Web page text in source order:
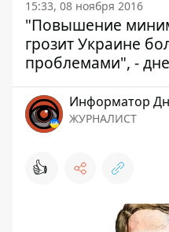
15:33, 08 ноября 2016
"Повышение
грозит Украине
проблемами", -
Информатор
ЖУРНАЛИСТ
👍